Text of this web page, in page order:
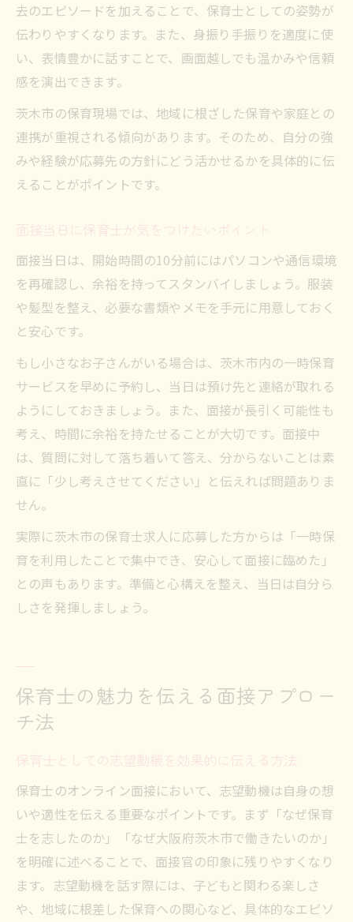
去のエピソードを加えることで、保育士としての姿勢が
伝わりやすくなります。また、身振り手振りを適度に使
い、表情豊かに話すことで、画面越しでも温かみや信頼
感を演出できます。
茨木市の保育現場では、地域に根ざした保育や家庭との
連携が重視される傾向があります。そのため、自分の強
みや経験が応募先の方針にどう活かせるかを具体的に伝
えることがポイントです。
面接当日に保育士が気をつけたいポイント
面接当日は、開始時間の10分前にはパソコンや通信環境
を再確認し、余裕を持ってスタンバイしましょう。服装
や髪型を整え、必要な書類やメモを手元に用意しておく
と安心です。
もし小さなお子さんがいる場合は、茨木市内の一時保育
サービスを早めに予約し、当日は預け先と連絡が取れる
ようにしておきましょう。また、面接が長引く可能性も
考え、時間に余裕を持たせることが大切です。面接中
は、質問に対して落ち着いて答え、分からないことは素
直に「少し考えさせてください」と伝えれば問題ありま
せん。
実際に茨木市の保育士求人に応募した方からは「一時保
育を利用したことで集中でき、安心して面接に臨めた」
との声もあります。準備と心構えを整え、当日は自分ら
しさを発揮しましょう。
保育士の魅力を伝える面接アプロー
チ法
保育士としての志望動機を効果的に伝える方法
保育士のオンライン面接において、志望動機は自身の想
いや適性を伝える重要なポイントです。まず「なぜ保育
士を志したのか」「なぜ大阪府茨木市で働きたいのか」
を明確に述べることで、面接官の印象に残りやすくなり
ます。志望動機を話す際には、子どもと関わる楽しさ
や、地域に根差した保育への関心など、具体的なエピソ